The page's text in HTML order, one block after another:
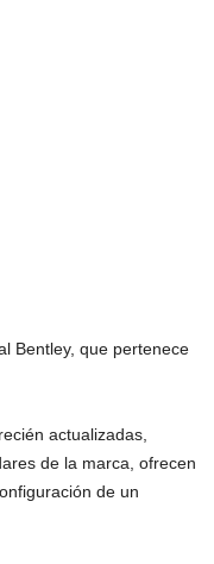
Bentley, que pertenece
actualizadas,
de la marca, ofrecen
de un